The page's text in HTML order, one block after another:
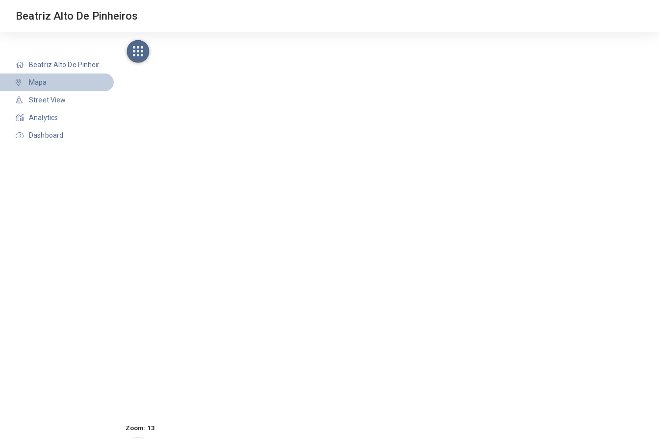
Beatriz Alto De Pinheiros
Beatriz Alto De Pinheiros
Mapa
Street View
Analytics
Dashboard
Zoom: 13